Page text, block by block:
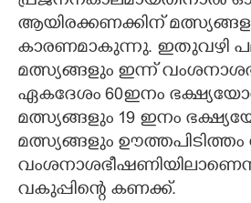
ആയിരക്കണക്കിന്
കാരണമാകുന്നു. ഇതുവഴി
മത്സ്യങ്ങളും ഇന്ന്
ഏകദേശം 60ഇനം
മത്സ്യങ്ങളും 19 ഇനം
മത്സ്യങ്ങളും ഊത്തപിടിത്തം
വകുപ്പിന്റെ കണക്ക്.